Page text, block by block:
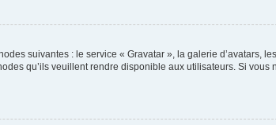
suivantes : le service « Gravatar », la galerie d’avatars,
qu’ils veuillent rendre disponible aux utilisateurs. Si vous